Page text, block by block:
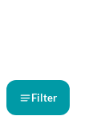
Filter